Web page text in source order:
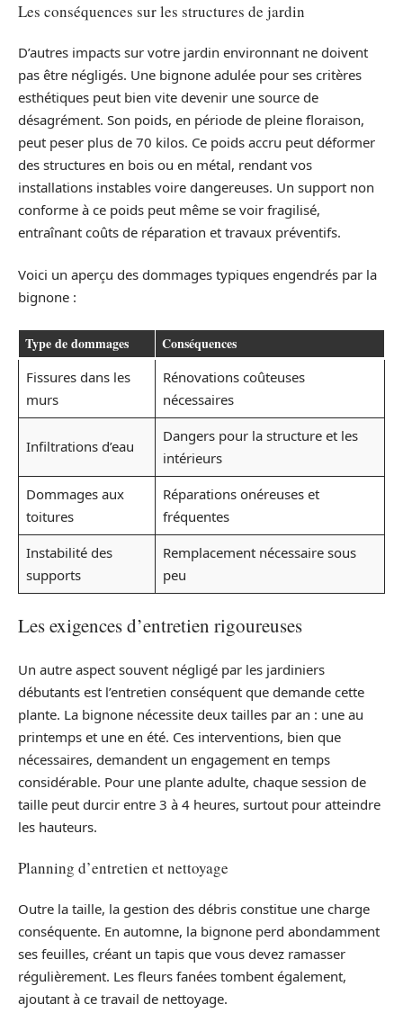
Les conséquences sur les structures de jardin
D’autres impacts sur votre jardin environnant ne doivent
pas être négligés. Une bignone adulée pour ses critères
esthétiques peut bien vite devenir une source de
désagrément. Son poids, en période de pleine floraison,
peut peser plus de 70 kilos. Ce poids accru peut déformer
des structures en bois ou en métal, rendant vos
installations instables voire dangereuses. Un support non
conforme à ce poids peut même se voir fragilisé,
entraînant coûts de réparation et travaux préventifs.
Voici un aperçu des dommages typiques engendrés par la
bignone :
Type de dommages Conséquences
Fissures dans les
murs
Rénovations coûteuses
nécessaires
Infiltrations d’eau
Dangers pour la structure et les
intérieurs
Dommages aux
toitures
Réparations onéreuses et
fréquentes
Instabilité des
supports
Remplacement nécessaire sous
peu
Les exigences d’entretien rigoureuses
Un autre aspect souvent négligé par les jardiniers
débutants est l’entretien conséquent que demande cette
plante. La bignone nécessite deux tailles par an : une au
printemps et une en été. Ces interventions, bien que
nécessaires, demandent un engagement en temps
considérable. Pour une plante adulte, chaque session de
taille peut durcir entre 3 à 4 heures, surtout pour atteindre
les hauteurs.
Planning d’entretien et nettoyage
Outre la taille, la gestion des débris constitue une charge
conséquente. En automne, la bignone perd abondamment
ses feuilles, créant un tapis que vous devez ramasser
régulièrement. Les fleurs fanées tombent également,
ajoutant à ce travail de nettoyage.